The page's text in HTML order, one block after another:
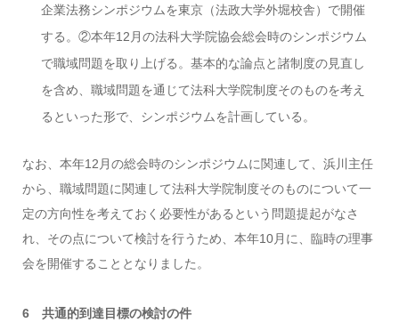
企業法務シンポジウムを東京（法政大学外堀校舎）で開催
する。②本年12月の法科大学院協会総会時のシンポジウム
で職域問題を取り上げる。基本的な論点と諸制度の見直し
を含め、職域問題を通じて法科大学院制度そのものを考え
るといった形で、シンポジウムを計画している。
なお、本年12月の総会時のシンポジウムに関連して、浜川主任
から、職域問題に関連して法科大学院制度そのものについて一
定の方向性を考えておく必要性があるという問題提起がなさ
れ、その点について検討を行うため、本年10月に、臨時の理事
会を開催することとなりました。
6 共通的到達目標の検討の件